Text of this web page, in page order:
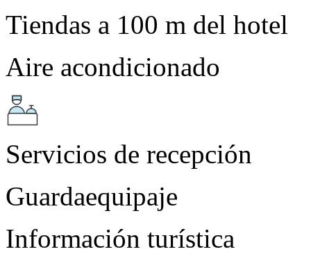
Tiendas a 100 m del hotel
Aire acondicionado
Servicios de recepción
Guardaequipaje
Información turística